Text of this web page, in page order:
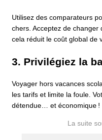
Utilisez des comparateurs
chers. Acceptez de changer
cela réduit le coût global de
3. Privilégiez la
Voyager hors vacances
les tarifs et limite la foule.
détendue… et économique !